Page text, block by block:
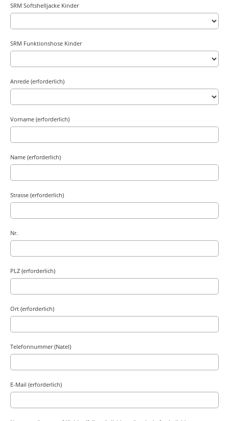
SRM Softshelljacke Kinder
SRM Funktionshose Kinder
Anrede (erforderlich)
Vorname (erforderlich)
Name (erforderlich)
Strasse (erforderlich)
Nr.
PLZ (erforderlich)
Ort (erforderlich)
Telefonnummer (Natel)
E-Mail (erforderlich)